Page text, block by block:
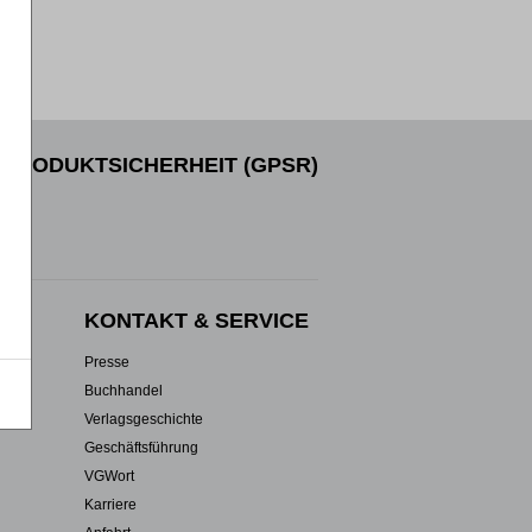
PRODUKTSICHERHEIT (GPSR)
KONTAKT & SERVICE
Presse
Buchhandel
Verlagsgeschichte
Geschäftsführung
VGWort
Karriere